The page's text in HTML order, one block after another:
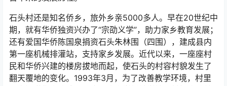
石头村还是知名侨乡，旅外乡亲5000多人。早在20世纪中
期，就有华侨独资兴办了“宗劭义学”，助力家乡教育发展；
还有爱国华侨陈国泉捐资石头朱林围（四围），建成县内
第一座机械排灌站，支持家乡发展。近代以来，一座座村
民和华侨兴建的楼房拔地而起，使石头的村容村貌发生了
翻天覆地的变化。1993年3月，为了改善教学环境，村里